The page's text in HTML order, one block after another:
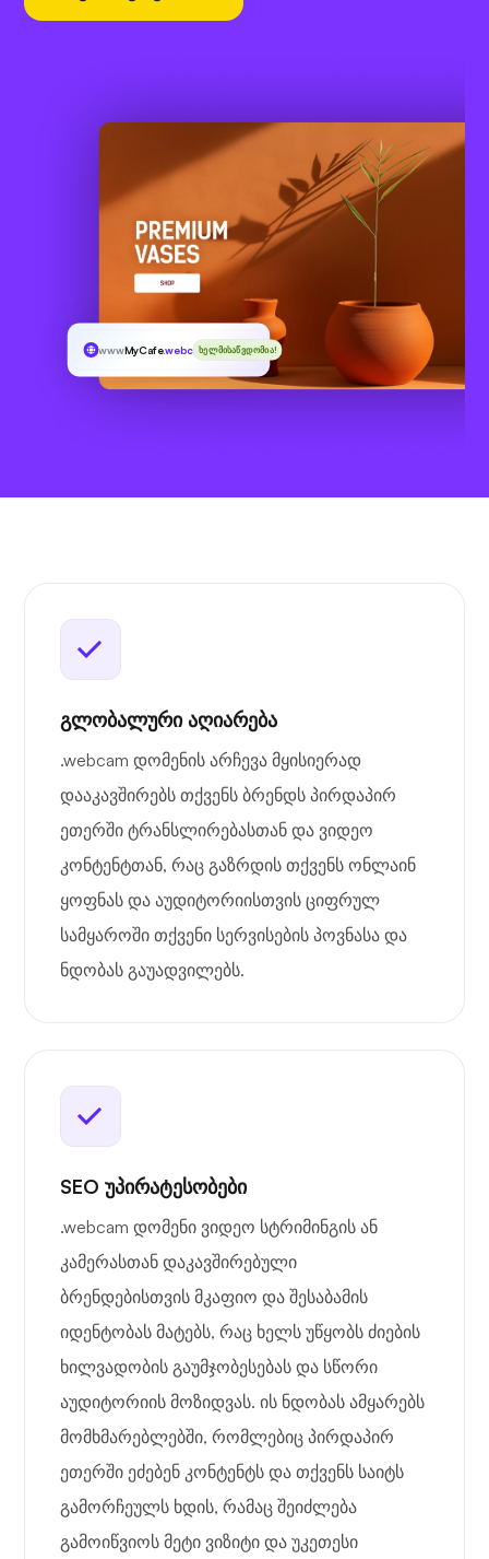
wwwMyCafe.webcamხელმისაწვდომია!
გლობალური აღიარება
.webcam დომენის არჩევა მყისიერად
დააკავშირებს თქვენს ბრენდს პირდაპირ
ეთერში ტრანსლირებასთან და ვიდეო
კონტენტთან, რაც გაზრდის თქვენს ონლაინ
ყოფნას და აუდიტორიისთვის ციფრულ
სამყაროში თქვენი სერვისების პოვნასა და
ნდობას გაუადვილებს.
SEO უპირატესობები
.webcam დომენი ვიდეო სტრიმინგის ან
კამერასთან დაკავშირებული
ბრენდებისთვის მკაფიო და შესაბამის
იდენტობას მატებს, რაც ხელს უწყობს ძიების
ხილვადობის გაუმჯობესებას და სწორი
აუდიტორიის მოზიდვას. ის ნდობას ამყარებს
მომხმარებლებში, რომლებიც პირდაპირ
ეთერში ეძებენ კონტენტს და თქვენს საიტს
გამორჩეულს ხდის, რამაც შეიძლება
გამოიწვიოს მეტი ვიზიტი და უკეთესი